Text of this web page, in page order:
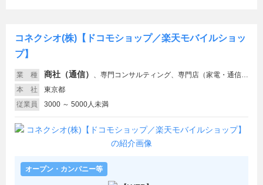
コネクシオ(株)【ドコモショップ／楽天モバイルショッ
プ】
業 種 商社（通信） 、 専門コンサルティング、専門店（家電・通信・OA機器）、専門店（その他小売）
本 社
東京都
従業員
3000 ～ 5000人未満
オープン・カンパニー等